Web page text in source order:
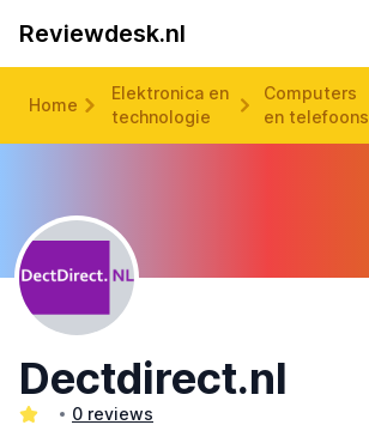
Reviewdesk.nl
Home
Elektronica en
technologie
Computers
en telefoons
Dectdirect.nl
0 reviews